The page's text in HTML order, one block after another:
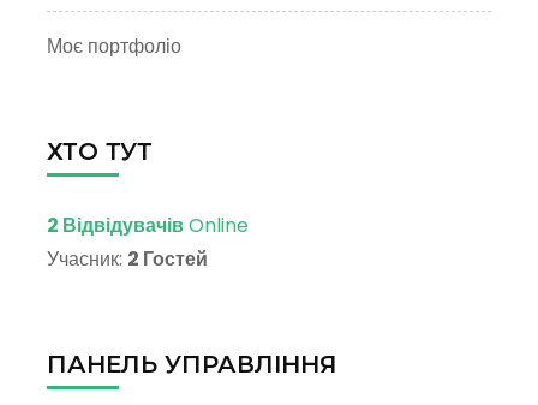
Моє портфоліо
ХТО ТУТ
2 ВідвідувачівOnline
Учасник: 2 Гостей
ПАНЕЛЬ УПРАВЛІННЯ